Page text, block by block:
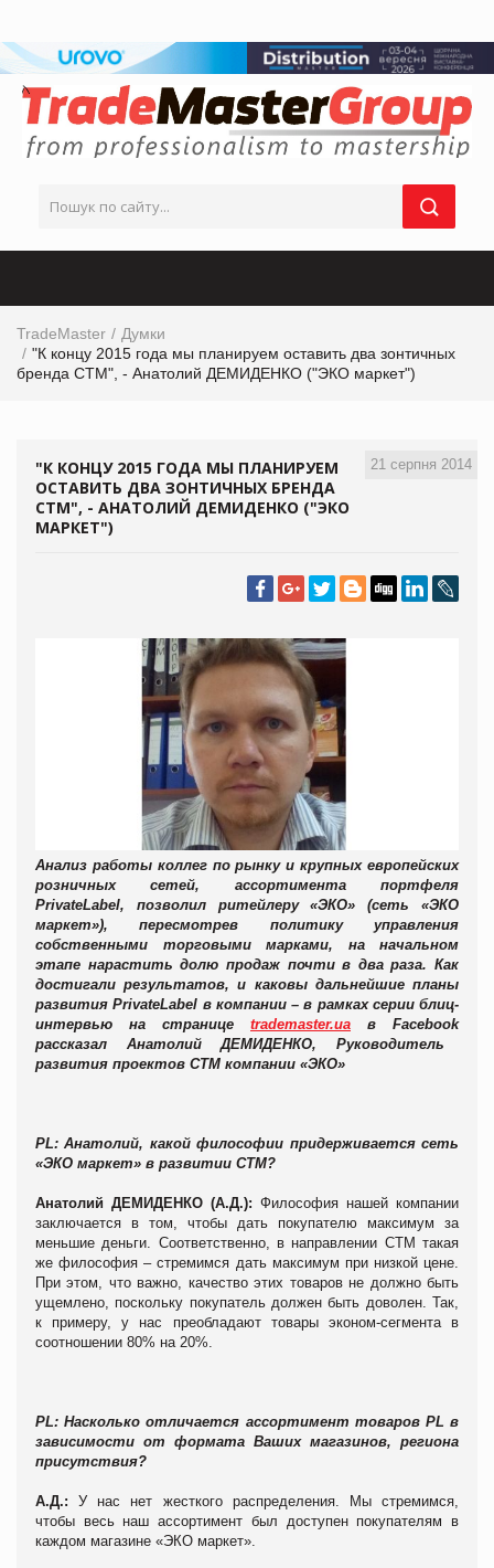
TradeMaster
Думки
"К концу 2015 года мы планируем оставить два зонтичных
бренда СТМ", - Анатолий ДЕМИДЕНКО ("ЭКО маркет")
21 серпня 2014
"К КОНЦУ 2015 ГОДА МЫ ПЛАНИРУЕМ
ОСТАВИТЬ ДВА ЗОНТИЧНЫХ БРЕНДА
СТМ", - АНАТОЛИЙ ДЕМИДЕНКО ("ЭКО
МАРКЕТ")
Анализ работы коллег по рынку и крупных европейских
розничных сетей, ассортимента портфеля
PrivateLabel, позволил ритейлеру «ЭКО» (сеть «ЭКО
маркет»), пересмотрев политику управления
собственными торговыми марками, на начальном
этапе нарастить долю продаж почти в два раза. Как
достигали результатов, и каковы дальнейшие планы
развитияPrivateLabel в компании – в рамках серии блиц-
интервью на странице trademaster.ua в Facebook
рассказал Анатолий ДЕМИДЕНКО, Руководитель
развития проектов СТМ компании «ЭКО»
PL: Анатолий, какой философии придерживается сеть
«ЭКО маркет» в развитии СТМ?
Анатолий ДЕМИДЕНКО (А.Д.): Философия нашей компании
заключается в том, чтобы дать покупателю максимум за
меньшие деньги. Соответственно, в направлении СТМ такая
же философия – стремимся дать максимум при низкой цене.
При этом, что важно, качество этих товаров не должно быть
ущемлено, поскольку покупатель должен быть доволен. Так,
к примеру, у нас преобладают товары эконом-сегмента в
соотношении 80% на 20%.
PL: Насколько отличается ассортимент товаров PL в
зависимости от формата Ваших магазинов, региона
присутствия?
А.Д.: У нас нет жесткого распределения. Мы стремимся,
чтобы весь наш ассортимент был доступен покупателям в
каждом магазине «ЭКО маркет».